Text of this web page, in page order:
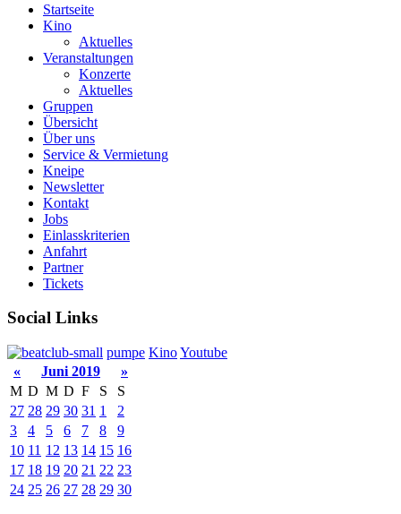
Startseite
Kino
Aktuelles
Veranstaltungen
Konzerte
Aktuelles
Gruppen
Übersicht
Über uns
Service & Vermietung
Kneipe
Newsletter
Kontakt
Jobs
Einlasskriterien
Anfahrt
Partner
Tickets
Social Links
pumpe KinoYoutube
«
Juni 2019
»
M D M D F S
S
27 28 29 30 31 1
2
3
4 5 6 7 8
9
10 11 12 13 14 15 16
17 18 19 20 21 22 23
24 25 26 27 28 29 30